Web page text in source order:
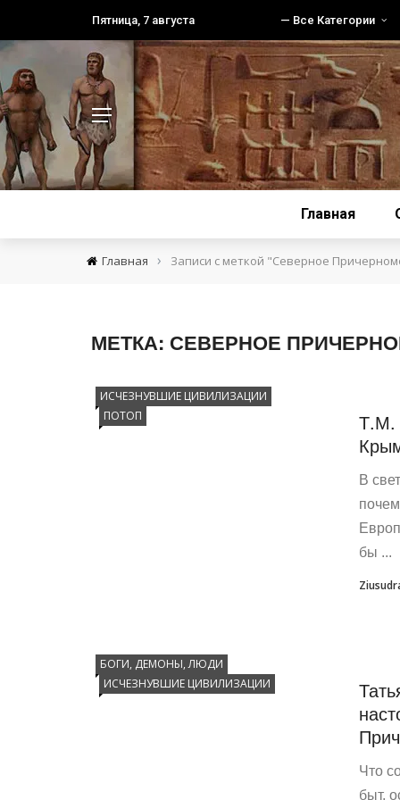
Пятница, 7 августа — Все Категории
Главная
Главная › Записи с меткой "Северное
МЕТКА: СЕВЕРНОЕ
ИСЧЕЗНУВШИЕ ЦИВИЛИЗАЦИИ
ПОТОП
Т.М.
В
бы ...
БОГИ, ДЕМОНЫ, ЛЮДИ
ИСЧЕЗНУВШИЕ ЦИВИЛИЗАЦИИ
Что
быт,